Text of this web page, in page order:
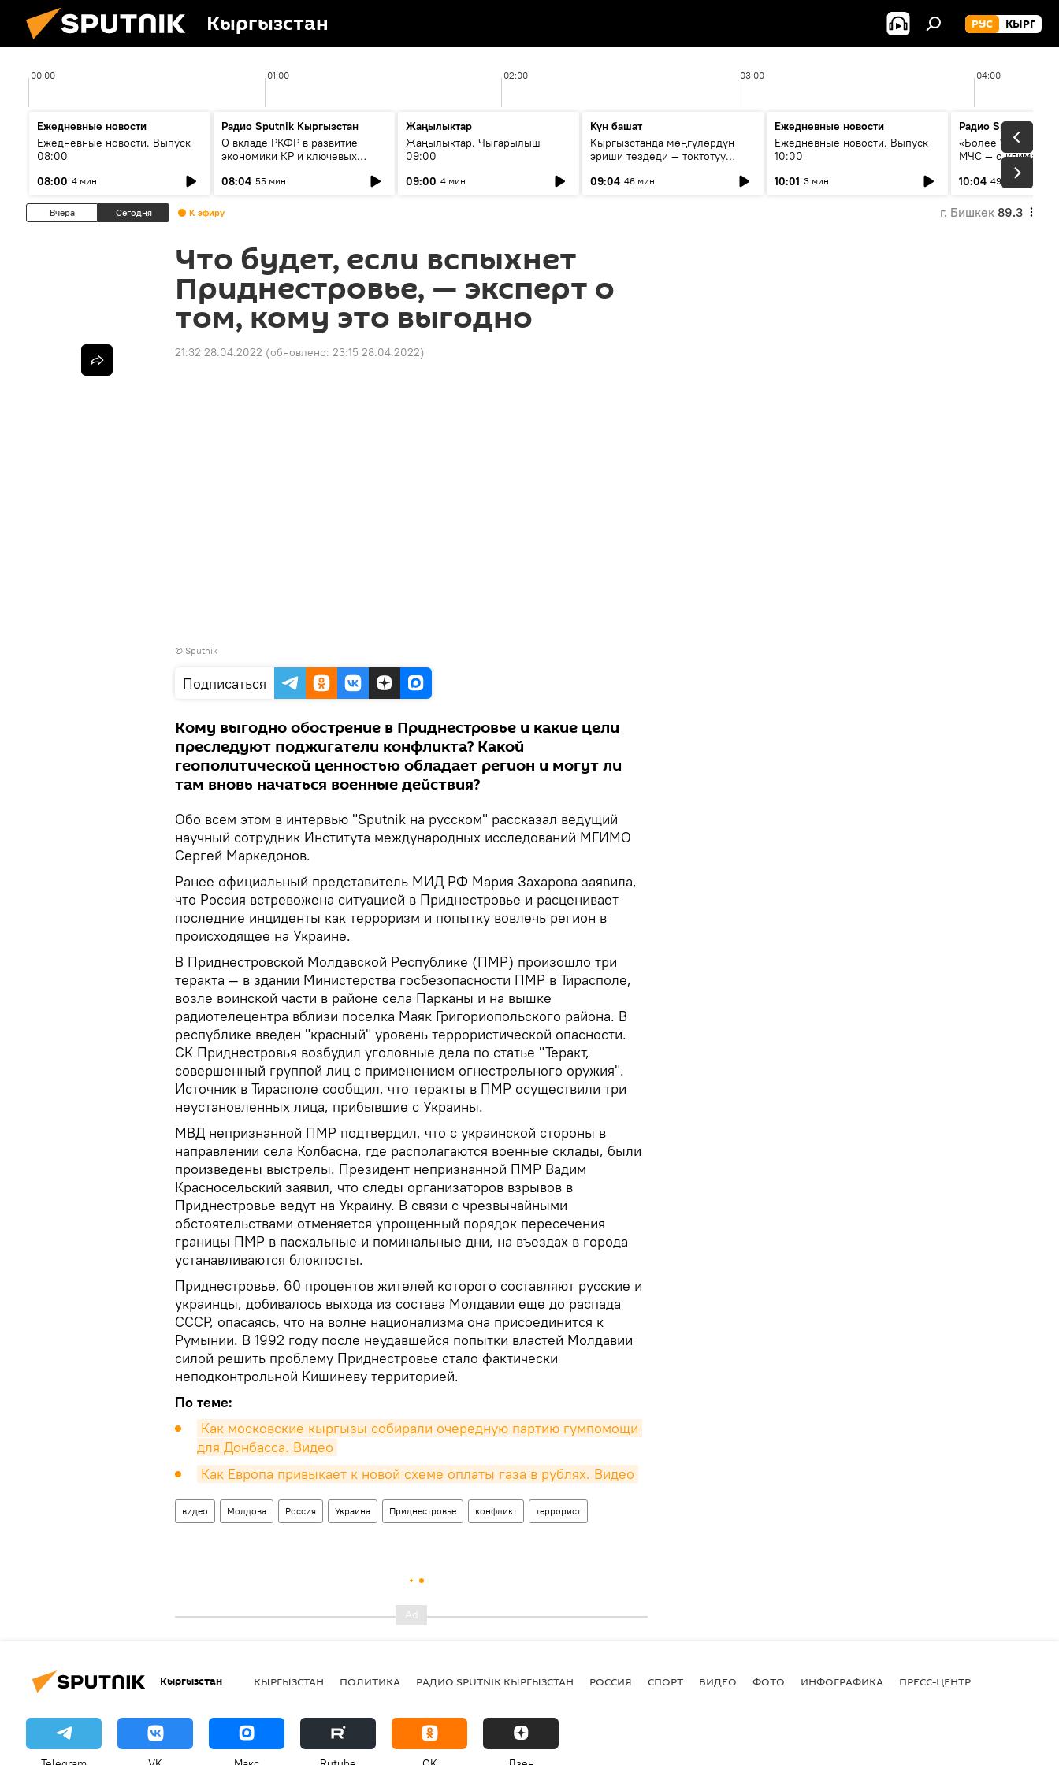
Кыргызстан РУС КЫРГ
00:00 01:00 02:00 03:00 04:00
Ежедневные новости
Ежедневные новости. Выпуск
08:00
08:00 4 мин
Радио Sputnik Кыргызстан
О вкладе РКФР в развитие
экономики КР и ключевых
08:04 55 мин
Жаңылыктар
Жаңылыктар. Чыгарылыш
09:00
09:00 4 мин
Күн башат
Кыргызстанда мөңгүлөрдүн
эриши тездеди — токтотуу
09:04 46 мин
Ежедневные новости
Ежедневные новости. Выпуск
10:00
10:01 3 мин
Радио Sputnik
«Более 1200 сёл в
МЧС — о климате,
системе
населения
10:04 49 мин
Вчера Сегодня К эфиру г. Бишкек 89.3
Что будет, если вспыхнет
Приднестровье, — эксперт о
том, кому это выгодно
21:32 28.04.2022 (обновлено: 23:15 28.04.2022)
© Sputnik
Подписаться
Кому выгодно обострение в Приднестровье и какие цели
преследуют поджигатели конфликта? Какой
геополитической ценностью обладает регион и могут ли
там вновь начаться военные действия?
Обо всем этом в интервью "Sputnik на русском" рассказал ведущий
научный сотрудник Института международных исследований МГИМО
Сергей Маркедонов.
Ранее официальный представитель МИД РФ Мария Захарова заявила,
что Россия встревожена ситуацией в Приднестровье и расценивает
последние инциденты как терроризм и попытку вовлечь регион в
происходящее на Украине.
В Приднестровской Молдавской Республике (ПМР) произошло три
теракта — в здании Министерства госбезопасности ПМР в Тирасполе,
возле воинской части в районе села Парканы и на вышке
радиотелецентра вблизи поселка Маяк Григориопольского района. В
республике введен "красный" уровень террористической опасности.
СК Приднестровья возбудил уголовные дела по статье "Теракт,
совершенный группой лиц с применением огнестрельного оружия".
Источник в Тирасполе сообщил, что теракты в ПМР осуществили три
неустановленных лица, прибывшие с Украины.
МВД непризнанной ПМР подтвердил, что с украинской стороны в
направлении села Колбасна, где располагаются военные склады, были
произведены выстрелы. Президент непризнанной ПМР Вадим
Красносельский заявил, что следы организаторов взрывов в
Приднестровье ведут на Украину. В связи с чрезвычайными
обстоятельствами отменяется упрощенный порядок пересечения
границы ПМР в пасхальные и поминальные дни, на въездах в города
устанавливаются блокпосты.
Приднестровье, 60 процентов жителей которого составляют русские и
украинцы, добивалось выхода из состава Молдавии еще до распада
СССР, опасаясь, что на волне национализма она присоединится к
Румынии. В 1992 году после неудавшейся попытки властей Молдавии
силой решить проблему Приднестровье стало фактически
неподконтрольной Кишиневу территорией.
По теме:
Как московские кыргызы собирали очередную партию гумпомощи
для Донбасса. Видео
Как Европа привыкает к новой схеме оплаты газа в рублях. Видео
видео Молдова Россия Украина Приднестровье конфликт террорист
Кыргызстан КЫРГЫЗСТАН ПОЛИТИКА РАДИО SPUTNIK КЫРГЫЗСТАН РОССИЯ СПОРТ ВИДЕО ФОТО ИНФОГРАФИКА ПРЕСС-ЦЕНТР